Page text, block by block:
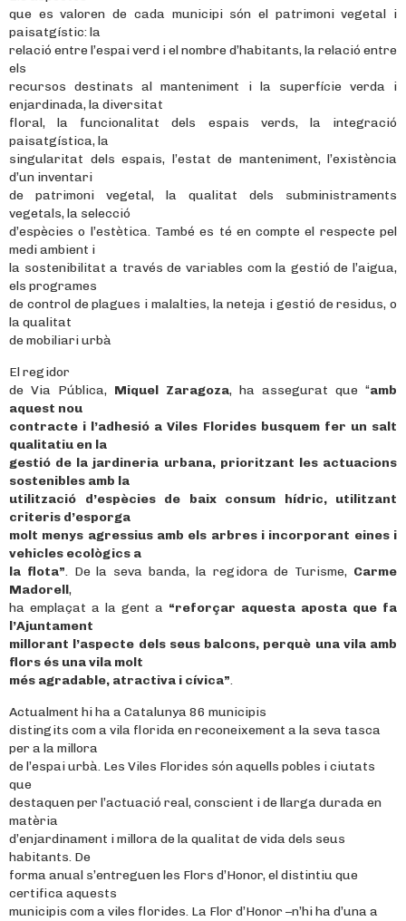
que es valoren de cada municipi són el patrimoni vegetal i
paisatgístic: la
relació entre l’espai verd i el nombre d’habitants, la relació entre
els
recursos destinats al manteniment i la superfície verda i
enjardinada, la diversitat
floral, la funcionalitat dels espais verds, la integració
paisatgística, la
singularitat dels espais, l’estat de manteniment, l’existència
d’un inventari
de patrimoni vegetal, la qualitat dels subministraments
vegetals, la selecció
d’espècies o l’estètica. També es té en compte el respecte pel
medi ambient i
la sostenibilitat a través de variables com la gestió de l’aigua,
els programes
de control de plagues i malalties, la neteja i gestió de residus, o
la qualitat
de mobiliari urbà
El regidor
de Via Pública, Miquel Zaragoza, ha assegurat que “amb
aquest nou
contracte i l’adhesió a Viles Florides busquem fer un salt
qualitatiu en la
gestió de la jardineria urbana, prioritzant les actuacions
sostenibles amb la
utilització d’espècies de baix consum hídric, utilitzant
criteris d’esporga
molt menys agressius amb els arbres i incorporant eines i
vehicles ecològics a
la flota”. De la seva banda, la regidora de Turisme, Carme
Madorell,
ha emplaçat a la gent a “reforçar aquesta aposta que fa
l’Ajuntament
millorant l’aspecte dels seus balcons, perquè una vila amb
flors és una vila molt
més agradable, atractiva i cívica”.
Actualment hi ha a Catalunya 86 municipis
distingits com a vila florida en reconeixement a la seva tasca
per a la millora
de l’espai urbà. Les Viles Florides són aquells pobles i ciutats
que
destaquen per l’actuació real, conscient i de llarga durada en
matèria
d’enjardinament i millora de la qualitat de vida dels seus
habitants. De
forma anual s’entreguen les Flors d’Honor, el distintiu que
certifica aquests
municipis com a viles florides. La Flor d’Honor –n’hi ha d’una a